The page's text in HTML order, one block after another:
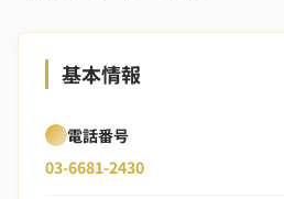
基本情報
電話番号
03-6681-2430